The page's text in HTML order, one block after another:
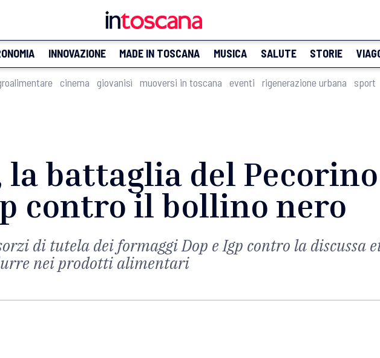
INNOVAZIONE MADE IN TOSCANA MUSICA SALUTE STORIE
cinema giovanisì muoversi in toscana eventi rigenerazione urbana sport
battaglia del Pecorino
contro il bollino nero
di tutela dei formaggi Dop e Igp contro la discussa
nei prodotti alimentari